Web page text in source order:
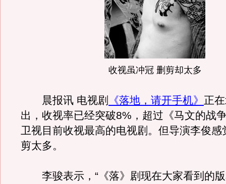
收视虽冲冠 删剪却太多
晨报讯 电视剧 《落地，请开手机》 正
出，收视率已经突破8%，超过《马文的战
卫视目前收视最高的电视剧。但导演李俊感
剪太多。
李骏表示，“《落》剧现在大家看到的版